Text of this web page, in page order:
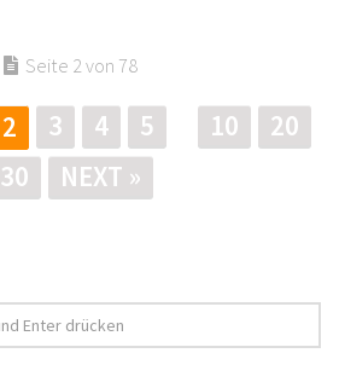
Seite 2 von 78
2 3 4 5 10
20
30
NEXT »